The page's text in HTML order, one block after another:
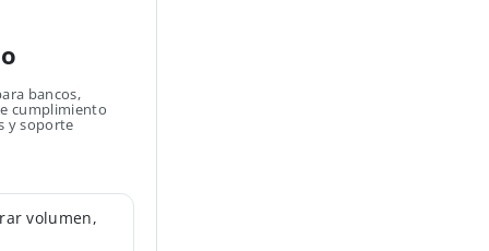
bancos,
cumplimiento
y soporte
volumen,